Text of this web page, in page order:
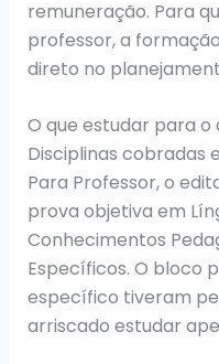
remuneração. Para
professor, a
direto no
O que estudar para o
Disciplinas cobradas
Para Professor, o
prova objetiva em
Conhecimentos
Específicos. O bloco
específico tiveram
arriscado estudar